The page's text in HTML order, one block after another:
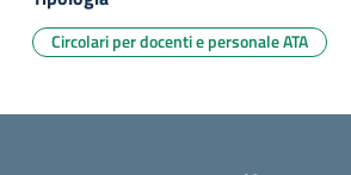
Circolari per docenti e personale ATA